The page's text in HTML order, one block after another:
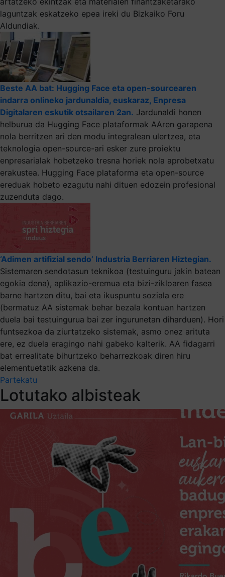
laguntzak eskatzeko epea ireki du Bizkaiko Foru
Aldundiak.
Beste AA bat: Hugging Face eta open-sourcearen
indarra onlineko jardunaldia, euskaraz, Enpresa
Digitalaren eskutik otsailaren 2an. Jardunaldi honen
helburua da Hugging Face plataformak AAren garapena
nola berritzen ari den modu integralean ulertzea, eta
teknologia open-source-ari esker zure proiektu
enpresarialak hobetzeko tresna horiek nola aprobetxatu
erakustea. Hugging Face plataforma eta open-source
ereduak hobeto ezagutu nahi dituen edozein profesional
zuzenduta dago.
‘Adimen artifizial sendo’ Industria Berriaren Hiztegian.
Sistemaren sendotasun teknikoa (testuinguru jakin batean
egokia dena), aplikazio-eremua eta bizi-zikloaren fasea
barne hartzen ditu, bai eta ikuspuntu soziala ere
(bermatuz AA sistemak behar bezala kontuan hartzen
duela bai testuingurua bai zer ingurunetan diharduen). Hori
funtsezkoa da ziurtatzeko sistemak, asmo onez arituta
ere, ez duela eragingo nahi gabeko kalterik. AA fidagarri
bat errealitate bihurtzeko beharrezkoak diren hiru
elementuetatik azkena da.
Partekatu
Lotutako albisteak